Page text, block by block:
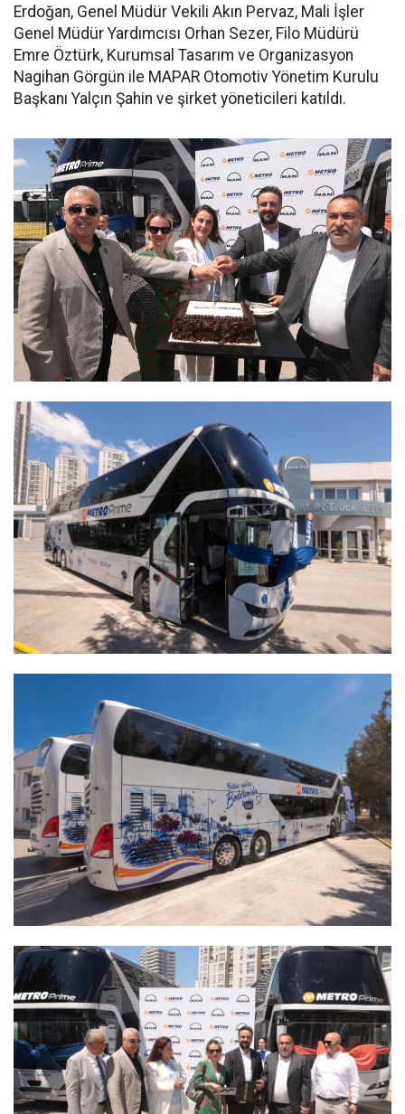
Erdoğan, Genel Müdür Vekili Akın Pervaz, Mali İşler
Genel Müdür Yardımcısı Orhan Sezer, Filo Müdürü
Emre Öztürk, Kurumsal Tasarım ve Organizasyon
Nagihan Görgün ile MAPAR Otomotiv Yönetim Kurulu
Başkanı Yalçın Şahin ve şirket yöneticileri katıldı.